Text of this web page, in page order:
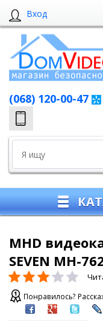
Вход
(068) 120-00-47
MHD
SEVEN MH-
Понравилось?